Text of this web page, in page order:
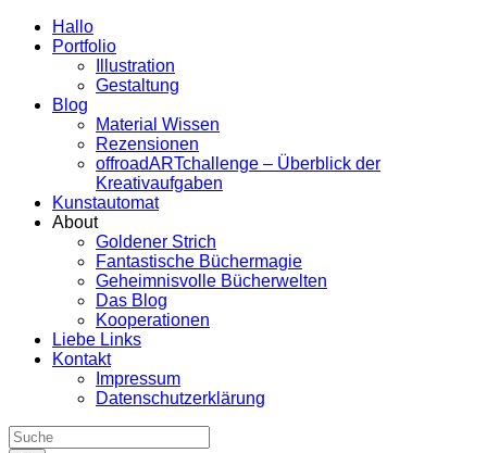
Hallo
Portfolio
Illustration
Gestaltung
Blog
Material Wissen
Rezensionen
offroadARTchallenge – Überblick der
Kreativaufgaben
Kunstautomat
About
Goldener Strich
Fantastische Büchermagie
Geheimnisvolle Bücherwelten
Das Blog
Kooperationen
Liebe Links
Kontakt
Impressum
Datenschutzerklärung